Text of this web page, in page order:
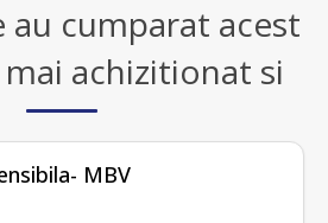
au cumparat acest
achizitionat si
MBV